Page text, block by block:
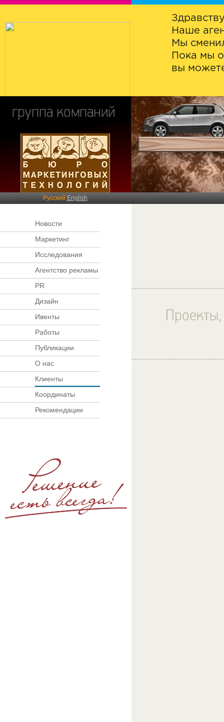
Наше
Мы
Пока мы
вы
РусскийEnglish
Новости
Маркетинг
Исследования
Агентство рекламы
PR
Дизайн
Ивенты
Работы
Публикации
О нас
Клиенты
Координаты
Рекомендации